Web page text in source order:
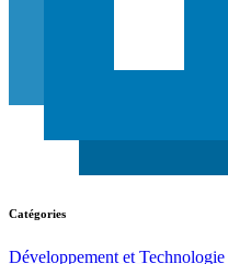
Catégories
Développement et Technologie